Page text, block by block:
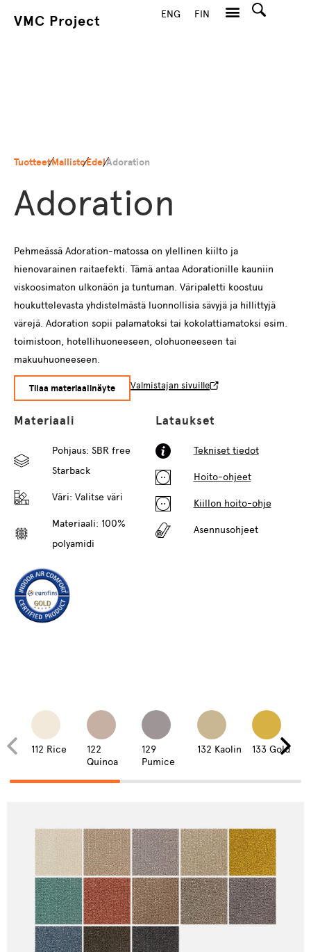
VMC Project ENG FIN
TuotteetMallistoEdelAdoration
Adoration
Pehmeässä Adoration-matossa on ylellinen kiilto ja
hienovarainen raitaefekti. Tämä antaa Adorationille kauniin
viskoosimaton ulkonäön ja tuntuman. Väripaletti koostuu
houkuttelevasta yhdistelmästä luonnollisia sävyjä ja hillittyjä
värejä. Adoration sopii palamatoksi tai kokolattiamatoksi esim.
toimistoon, hotellihuoneeseen, olohuoneeseen tai
makuuhuoneeseen.
Tilaa materiaalinäyte Valmistajan sivuille
Materiaali
Pohjaus: SBR free
Starback
Väri: Valitse väri
Materiaali: 100%
polyamidi
Lataukset
Tekniset tiedot
Hoito-ohjeet
Kiillon hoito-ohje
Asennusohjeet
112 Rice
122
Quinoa
129
Pumice
132 Kaolin 133 Gold